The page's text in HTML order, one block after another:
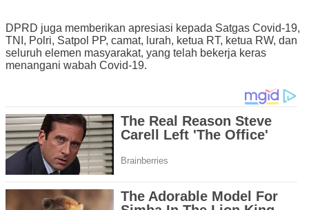
DPRD juga memberikan apresiasi kepada Satgas Covid-19,
TNI, Polri, Satpol PP, camat, lurah, ketua RT, ketua RW, dan
seluruh elemen masyarakat, yang telah bekerja keras
menangani wabah Covid-19.